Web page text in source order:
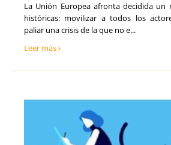
La Unión Europea afronta decidida un
históricas: movilizar a todos los
paliar una crisis de la que no e...
Leer más